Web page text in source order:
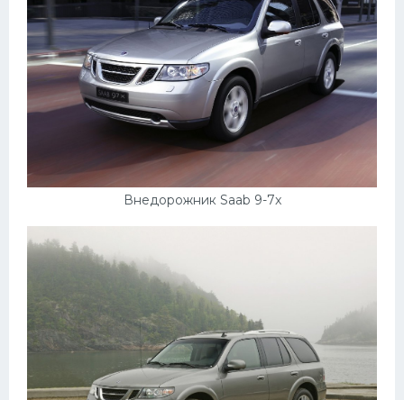
Внедорожник Saab 9-7x